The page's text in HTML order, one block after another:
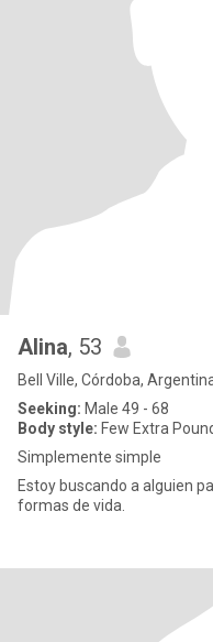
Alina, 53
Bell Ville, Córdoba,
Seeking: Male 49 - 68
Body style: Few Extra
Simplemente simple
Estoy buscando a alguien
formas de vida.